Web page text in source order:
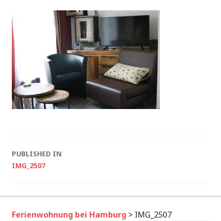
Post
PUBLISHED IN
IMG_2507
Ferienwohnung bei Hamburg > IMG_2507